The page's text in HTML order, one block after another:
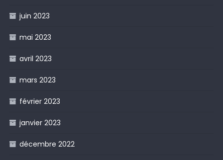
juin 2023
mai 2023
avril 2023
mars 2023
février 2023
janvier 2023
décembre 2022